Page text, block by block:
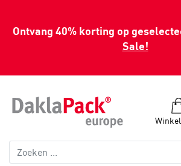
Ontvang 40% korting op
Sale!